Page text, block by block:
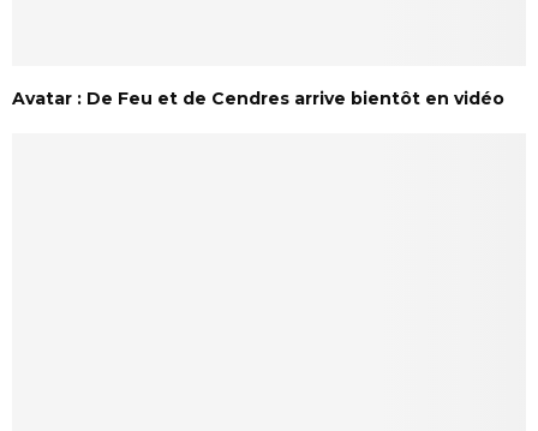
Avatar : De Feu et de Cendres arrive bientôt en vidéo